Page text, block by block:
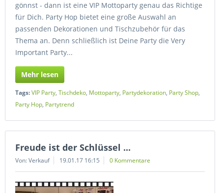
gönnst - dann ist eine VIP Mottoparty genau das Richtige
für Dich. Party Hop bietet eine große Auswahl an
passenden Dekorationen und Tischzubehör für das
Thema an. Denn schließlich ist Deine Party die Very
Important Party...
Mehr lesen
Tags:VIP Party, Tischdeko, Mottoparty, Partydekoration, Party Shop,
Party Hop, Partytrend
Freude ist der Schlüssel ...
Von: Verkauf 19.01.17 16:15 0 Kommentare